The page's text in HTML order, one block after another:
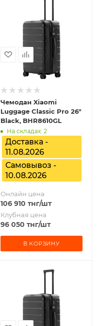
Чемодан Xiaomi
Luggage Classic Pro 26"
Black, BHR8610GL
На складах: 2
Доставка -
11.08.2026
Самовывоз -
10.08.2026
Онлайн цена
106 910 тнг/шт
Клубная цена
96 050 тнг/шт
В КОРЗИНУ